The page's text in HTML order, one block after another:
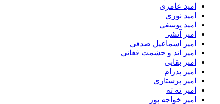
امید عامری
امید نوری
امید یوسفی
امیر آتشی
امیر اسماعیل صدفی
امیر اند و حشمت فغانی
امیر بقایی
امیر پدرام
امیر پرستاری
امیر ته ته
امیر خواجه پور